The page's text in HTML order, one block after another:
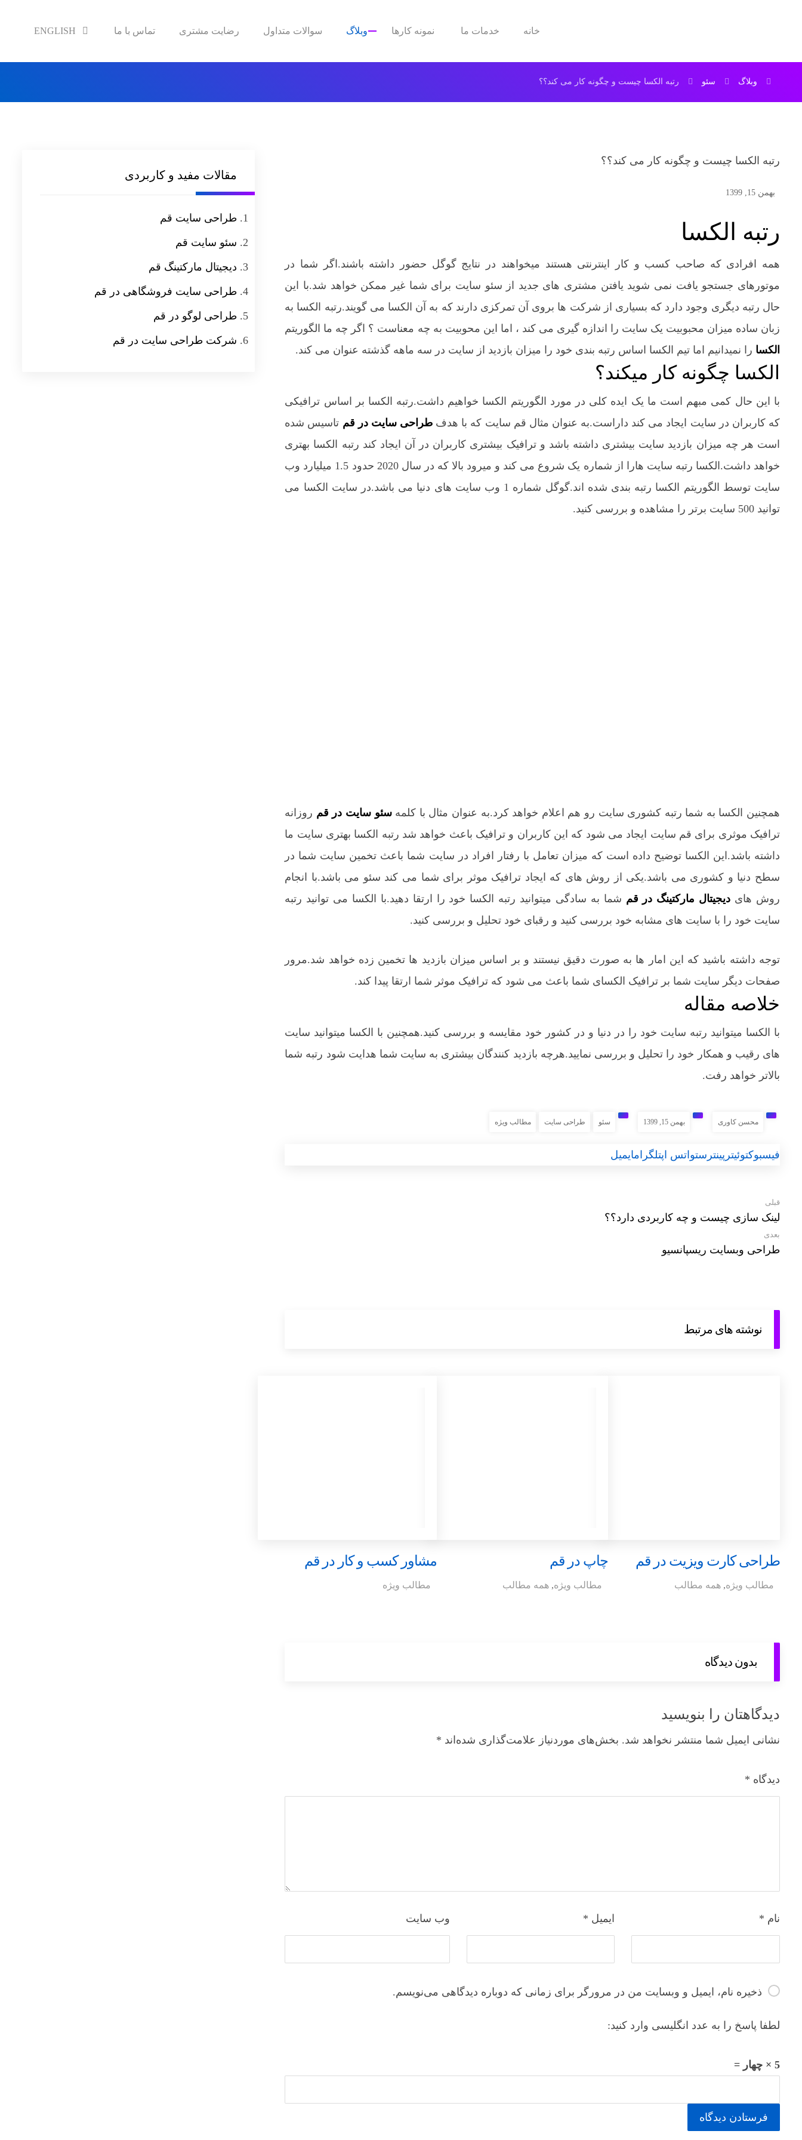
خانه خدمات ما نمونه کارها وبلاگ سوالات متداول رضایت مشتری تماس با ما ENGLISH
وبلاگ سئو رتبه الکسا چیست و چگونه کار می کند؟؟
رتبه الکسا چیست و چگونه کار می کند؟؟
بهمن 15, 1399
رتبه الکسا
همه افرادی که صاحب کسب و کار اینترنتی هستند میخواهند در نتایج گوگل حضور داشته باشند.اگر شما در
موتورهای جستجو یافت نمی شوید یافتن مشتری های جدید از سئو سایت برای شما غیر ممکن خواهد شد.با این
حال رتبه دیگری وجود دارد که بسیاری از شرکت ها بروی آن تمرکزی دارند که به آن الکسا می گویند.رتبه الکسا به
زبان ساده میزان محبوبیت یک سایت را اندازه گیری می کند ، اما این محوبیت به چه معناست ؟ اگر چه ما الگوریتم
الکسا را نمیدانیم اما تیم الکسا اساس رتبه بندی خود را میزان بازدید از سایت در سه ماهه گذشته عنوان می کند.
الکسا چگونه کار میکند؟
با این حال کمی مبهم است ما یک ایده کلی در مورد الگوریتم الکسا خواهیم داشت.رتبه الکسا بر اساس ترافیکی
که کاربران در سایت ایجاد می کند داراست.به عنوان مثال قم سایت که با هدف طراحی سایت در قم تاسیس شده
است هر چه میزان بازدید سایت بیشتری داشته باشد و ترافیک بیشتری کاربران در آن ایجاد کند رتبه الکسا بهتری
خواهد داشت.الکسا رتبه سایت هارا از شماره یک شروع می کند و میرود بالا که در سال 2020 حدود 1.5 میلیارد وب
سایت توسط الگوریتم الکسا رتبه بندی شده اند.گوگل شماره 1 وب سایت های دنیا می باشد.در سایت الکسا می
توانید 500 سایت برتر را مشاهده و بررسی کنید.
همچنین الکسا به شما رتبه کشوری سایت رو هم اعلام خواهد کرد.به عنوان مثال با کلمهسئو سایت در قم روزانه
ترافیک موثری برای قم سایت ایجاد می شود که این کاربران و ترافیک باعث خواهد شد رتبه الکسا بهتری سایت ما
داشته باشد.این الکسا توضیح داده است که میزان تعامل با رفتار افراد در سایت شما باعث تخمین سایت شما در
سطح دنیا و کشوری می باشد.یکی از روش های که ایجاد ترافیک موثر برای شما می کند سئو می باشد.با انجام
روش های دیجیتال مارکتینگ در قم شما به سادگی میتوانید رتبه الکسا خود را ارتقا دهید.با الکسا می توانید رتبه
سایت خود را با سایت های مشابه خود بررسی کنید و رقبای خود تحلیل و بررسی کنید.
توجه داشته باشید که این امار ها به صورت دقیق نیستند و بر اساس میزان بازدید ها تخمین زده خواهد شد.مرور
صفحات دیگر سایت شما بر ترافیک الکسای شما باعث می شود که ترافیک موثر شما ارتقا پیدا کند.
خلاصه مقاله
با الکسا میتوانید رتبه سایت خود را در دنیا و در کشور خود مقایسه و بررسی کنید.همچنین با الکسا میتوانید سایت
های رقیب و همکار خود را تحلیل و بررسی نمایید.هرچه بازدید کنندگان بیشتری به سایت شما هدایت شود رتبه شما
بالاتر خواهد رفت.
محسن کاوری بهمن 15, 1399 سئو طراحی سایت مطالب ویژه
فیسبوکتوئیتر پینترستواتس اپتلگرامایمیل
قبلی
لینک سازی چیست و چه کاربردی دارد؟؟
بعدی
طراحی وبسایت ریسپانسیو
نوشته های مرتبط
طراحی کارت ویزیت در قم
مطالب ویژه, همه مطالب
چاپ در قم
مطالب ویژه, همه مطالب
مشاور کسب و کار در قم
مطالب ویژه
بدون دیدگاه
دیدگاهتان را بنویسید
نشانی ایمیل شما منتشر نخواهد شد. بخش‌های موردنیاز علامت‌گذاری شده‌اند *
دیدگاه *
نام * ایمیل * وب‌ سایت
ذخیره نام، ایمیل و وبسایت من در مرورگر برای زمانی که دوباره دیدگاهی می‌نویسم.
لطفا پاسخ را به عدد انگلیسی وارد کنید:
5 × چهار =
مقالات مفید و کاربردی
طراحی سایت قم
سئو سایت قم
دیجیتال مارکتینگ قم
طراحی سایت فروشگاهی در قم
طراحی لوگو در قم
شرکت طراحی سایت در قم